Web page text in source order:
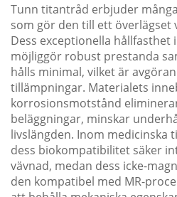
Tunn titantråd erbjuder
som gör den till ett överlägset
Dess exceptionella
möjliggör robust prestanda
hålls minimal, vilket är
tillämpningar. Materialets
korrosionsmotstånd
beläggningar, minskar
livslängden. Inom medicinska
dess biokompatibilitet säker
vävnad, medan dess icke-
den kompatibel med MR-